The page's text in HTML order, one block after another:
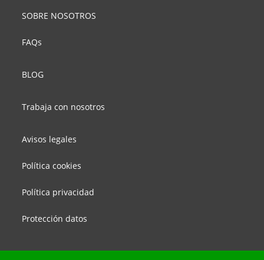
SOBRE NOSOTROS
FAQs
BLOG
Trabaja con nosotros
Avisos legales
Política cookies
Política privacidad
Protección datos